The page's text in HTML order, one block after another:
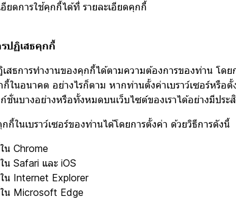
ยดการใช้คุกกี้ได้ที่ รายละเอียดคุกกี้
ปฏิเสธคุกกี้
สธการทำงานของคุกกี้ได้ตามความต้องการของท่าน โดย
ในอนาคต อย่างไรก็ตาม หากท่านตั้งค่าเบราว์เซอร์หรื
ชั่นบางอย่างหรือทั้งหมดบนเว็บไซต์ของเราได้อย่างมีประ
กี้ในเบราว์เซอร์ของท่านได้โดยการตั้งค่า ด้วยวิธีการดังนี้
น Chrome
น Safari และ iOS
น Internet Explorer
น Microsoft Edge